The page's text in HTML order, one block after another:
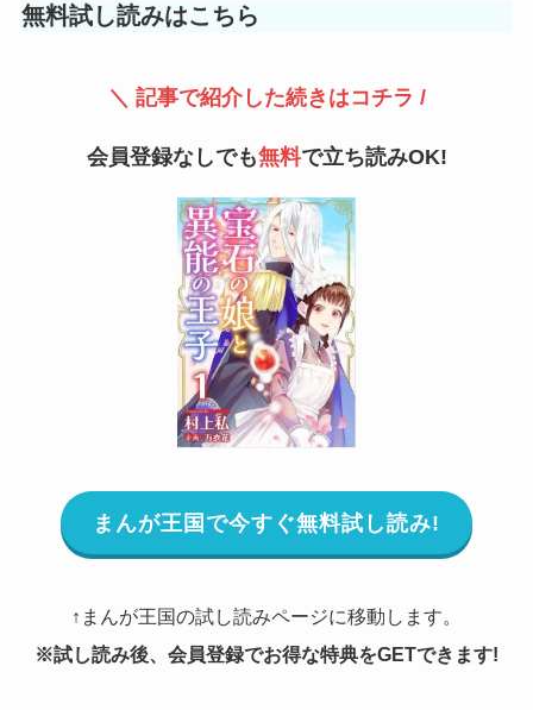
無料試し読みはこちら
＼ 記事で紹介した続きはコチラ /
会員登録なしでも無料で立ち読みOK!
まんが王国で今すぐ無料試し読み!
↑まんが王国の試し読みページに移動します。
※試し読み後、会員登録でお得な特典をGETできます!